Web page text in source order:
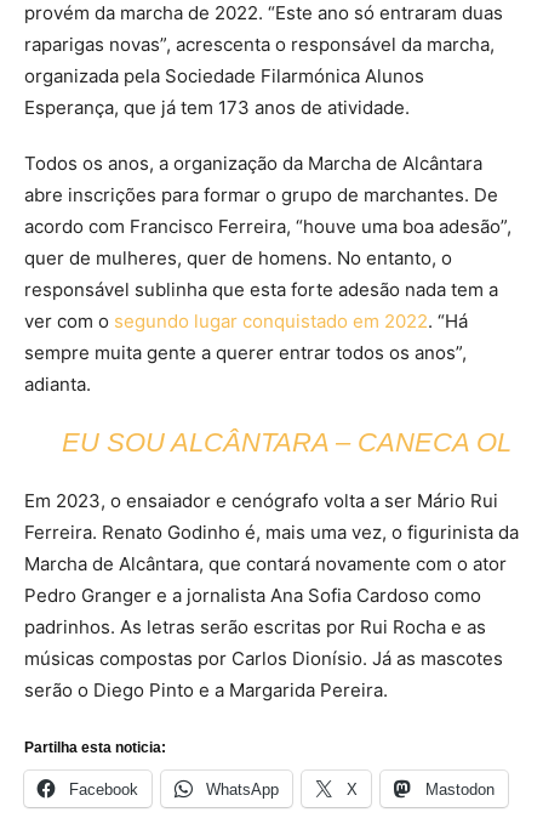
provém da marcha de 2022. “Este ano só entraram duas
raparigas novas”, acrescenta o responsável da marcha,
organizada pela Sociedade Filarmónica Alunos
Esperança, que já tem 173 anos de atividade.
Todos os anos, a organização da Marcha de Alcântara
abre inscrições para formar o grupo de marchantes. De
acordo com Francisco Ferreira, “houve uma boa adesão”,
quer de mulheres, quer de homens. No entanto, o
responsável sublinha que esta forte adesão nada tem a
ver com o segundo lugar conquistado em 2022. “Há
sempre muita gente a querer entrar todos os anos”,
adianta.
EU SOU ALCÂNTARA – CANECA OL
Em 2023, o ensaiador e cenógrafo volta a ser Mário Rui
Ferreira. Renato Godinho é, mais uma vez, o figurinista da
Marcha de Alcântara, que contará novamente com o ator
Pedro Granger e a jornalista Ana Sofia Cardoso como
padrinhos. As letras serão escritas por Rui Rocha e as
músicas compostas por Carlos Dionísio. Já as mascotes
serão o Diego Pinto e a Margarida Pereira.
Partilha esta noticia:
Facebook WhatsApp X Mastodon